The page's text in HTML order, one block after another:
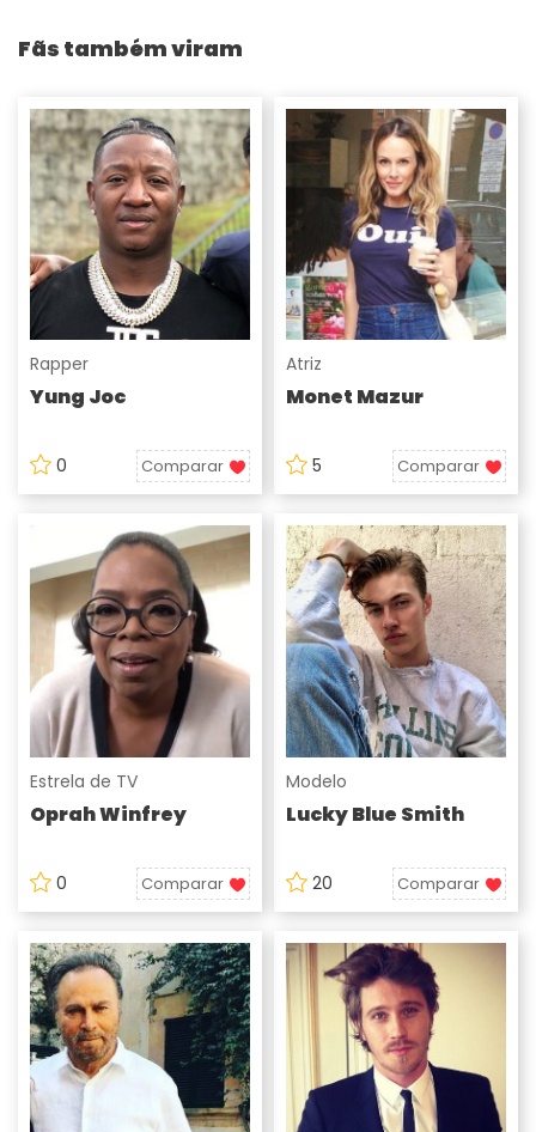
Fãs também viram
Rapper
Yung Joc
0 Comparar
Atriz
Monet Mazur
5 Comparar
Estrela de TV
Oprah Winfrey
0 Comparar
Modelo
Lucky Blue Smith
20 Comparar